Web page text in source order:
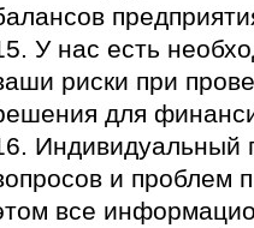
У нас есть
риски при
для
Индивидуальный
и проблем
все